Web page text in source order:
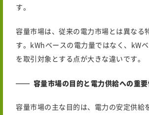
す。
容量市場は、従来の電力市場とは異なる
す。kWhベースの電力量ではなく、kW
を取引対象とする点が大きな違いです。
容量市場の目的と電力供給への重
容量市場の主な目的は、電力の安定供給